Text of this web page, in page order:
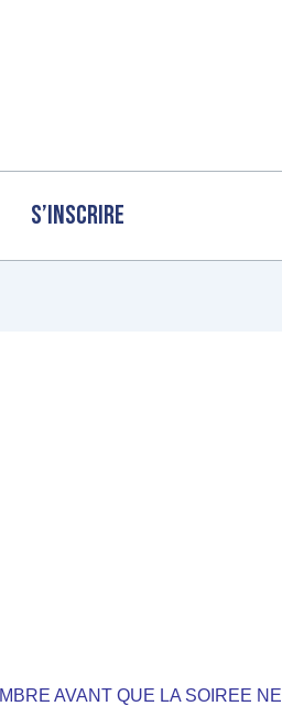
S’inscrire
AVANT QUE LA SOIREE NE